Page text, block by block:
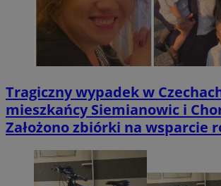
Tragiczny wypadek w
mieszkańcy Siemianowic i
Założono zbiórki na wsparcie